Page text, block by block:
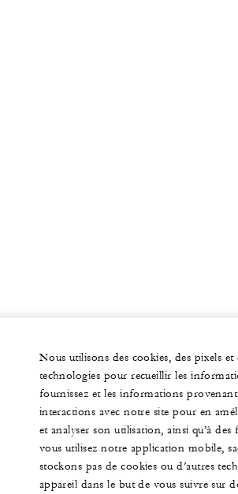
Nous utilisons des cookies, des pixels et
technologies pour recueillir les
fournissez et les informations
interactions avec notre site pour en
et analyser son utilisation, ainsi qu’à
vous utilisez notre application mobile,
stockons pas de cookies ou d’autres
appareil dans le but de vous suivre sur